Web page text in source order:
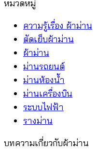
หมวดหมู่
ความรู้เรื่อง ผ้าม่าน
ตัดเย็บผ้าม่าน
ผ้าม่าน
ม่านรถยนต์
ม่านห้องน้ำ
ม่านเครื่องบิน
ระบบไฟฟ้า
รางม่าน
บทความเกี่ยวกับผ้าม่าน